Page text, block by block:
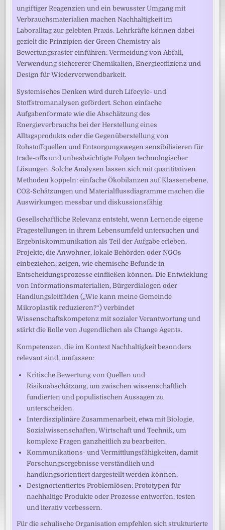
ungiftiger Reagenzien und ein bewusster Umgang mit
Verbrauchsmaterialien machen Nachhaltigkeit im
Laboralltag zur gelebten Praxis. Lehrkräfte können dabei
gezielt die Prinzipien der Green Chemistry als
Bewertungsraster einführen: Vermeidung von Abfall,
Verwendung sichererer Chemikalien, Energieeffizienz und
Design für Wiederverwendbarkeit.
Systemisches Denken wird durch Lifecyle- und
Stoffstromanalysen gefördert. Schon einfache
Aufgabenformate wie die Abschätzung des
Energieverbrauchs bei der Herstellung eines
Alltagsprodukts oder die Gegenüberstellung von
Rohstoffquellen und Entsorgungswegen sensibilisieren für
trade-offs und unbeabsichtigte Folgen technologischer
Lösungen. Solche Analysen lassen sich mit quantitativen
Methoden koppeln: einfache Ökobilanzen auf Klassenebene,
CO2-Schätzungen und Materialflussdiagramme machen die
Auswirkungen messbar und diskussionsfähig.
Gesellschaftliche Relevanz entsteht, wenn Lernende eigene
Fragestellungen in ihrem Lebensumfeld untersuchen und
Ergebniskommunikation als Teil der Aufgabe erleben.
Projekte, die Anwohner, lokale Behörden oder NGOs
einbeziehen, zeigen, wie chemische Befunde in
Entscheidungsprozesse einfließen können. Die Entwicklung
von Informationsmaterialien, Bürgerdialogen oder
Handlungsleitfäden („Wie kann meine Gemeinde
Mikroplastik reduzieren?“) verbindet
Wissenschaftskompetenz mit sozialer Verantwortung und
stärkt die Rolle von Jugendlichen als Change Agents.
Kompetenzen, die im Kontext Nachhaltigkeit besonders
relevant sind, umfassen:
Kritische Bewertung von Quellen und
Risikoabschätzung, um zwischen wissenschaftlich
fundierten und populistischen Aussagen zu
unterscheiden.
Interdisziplinäre Zusammenarbeit, etwa mit Biologie,
Sozialwissenschaften, Wirtschaft und Technik, um
komplexe Fragen ganzheitlich zu bearbeiten.
Kommunikations- und Vermittlungsfähigkeiten, damit
Forschungsergebnisse verständlich und
handlungsorientiert dargestellt werden können.
Designorientiertes Problemlösen: Prototypen für
nachhaltige Produkte oder Prozesse entwerfen, testen
und iterativ verbessern.
Für die schulische Organisation empfehlen sich strukturierte